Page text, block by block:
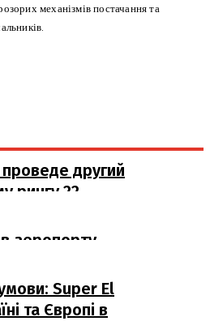
механізмів постачання та
другий
рингу 22
аеропорту
Росію
Super El
та Європі в